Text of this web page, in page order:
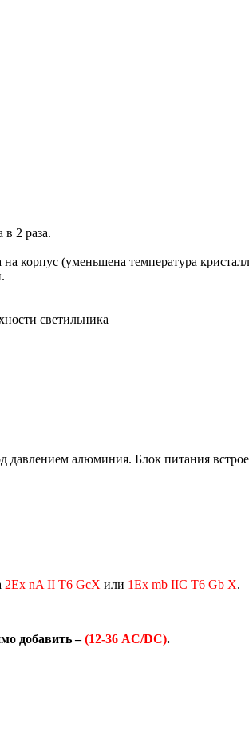
2 раза.
корпус (уменьшена температура
светильника
алюминия. Блок питания
2Ех nA II T6 GcX или 1Ex mb IIC T6 Gb X.
добавить –(12-36 AC/DC).